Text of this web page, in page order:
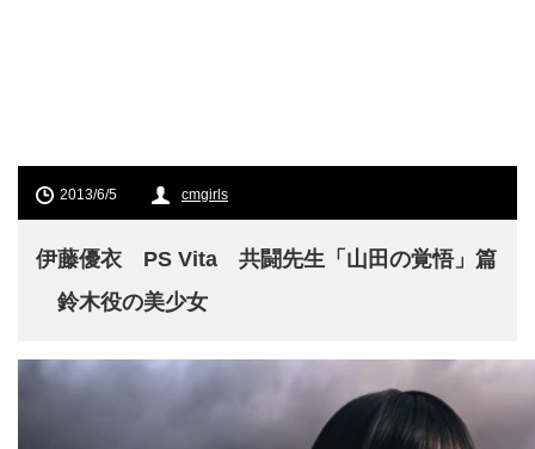
2013/6/5 cmgirls
伊藤優衣 PS Vita 共闘先生「山田の覚悟」篇
鈴木役の美少女